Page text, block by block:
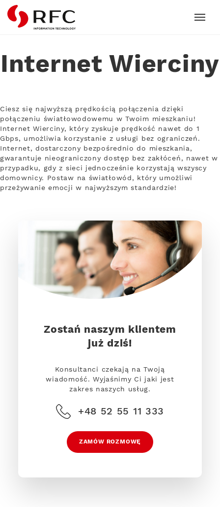
RFC
Internet Wierciny
Ciesz się najwyższą prędkością połączenia dzięki
połączeniu światłowodowemu w Twoim mieszkaniu!
Internet Wierciny, który zyskuje prędkość nawet do 1
Gbps, umożliwia korzystanie z usługi bez ograniczeń.
Internet, dostarczony bezpośrednio do mieszkania,
gwarantuje nieograniczony dostęp bez zakłóceń, nawet w
przypadku, gdy z sieci jednocześnie korzystają wszyscy
domownicy. Postaw na światłowód, który umożliwi
przeżywanie emocji w najwyższym standardzie!
Zostań naszym klientem
już dziś!
Konsultanci czekają na Twoją
wiadomość. Wyjaśnimy Ci jaki jest
zakres naszych usług.
+48 52 55 11 333
ZAMÓW ROZMOWĘ